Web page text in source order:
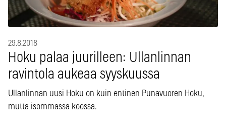
29.8.2018
Hoku palaa juurilleen: Ullanlinnan
ravintola aukeaa syyskuussa
Ullanlinnan uusi Hoku on kuin entinen Punavuoren Hoku,
mutta isommassa koossa.